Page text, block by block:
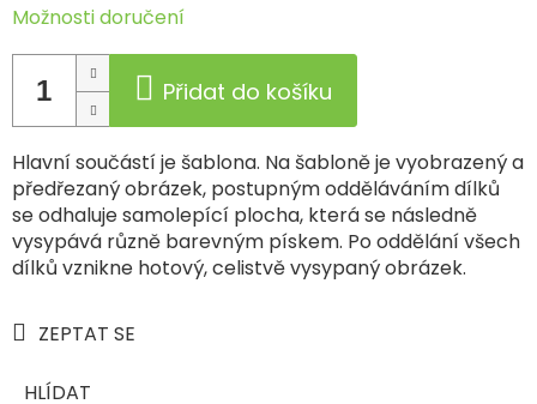
Možnosti doručení
Přidat do košíku
Hlavní součástí je šablona. Na šabloně je vyobrazený a
předřezaný obrázek, postupným odděláváním dílků
se odhaluje samolepící plocha, která se následně
vysypává různě barevným pískem. Po oddělání všech
dílků vznikne hotový, celistvě vysypaný obrázek.
ZEPTAT SE
HLÍDAT